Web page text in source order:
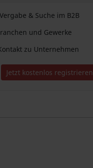
& Suche im B2B
und Gewerke
zu Unternehmen
Jetzt kostenlos registrieren